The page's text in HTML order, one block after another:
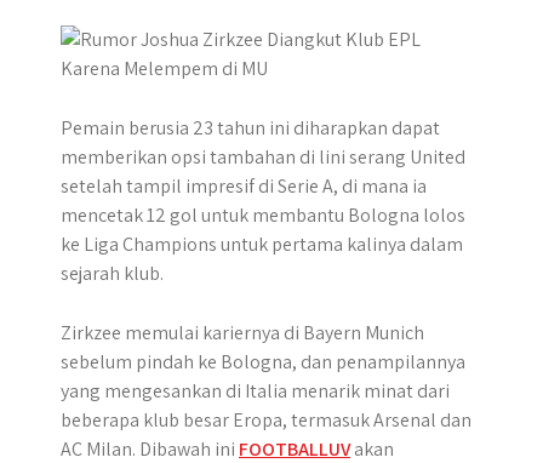
r
Pemain berusia 23 tahun ini diharapkan dapat
memberikan opsi tambahan di lini serang United
setelah tampil impresif di Serie A, di mana ia
mencetak 12 gol untuk membantu Bologna lolos
ke Liga Champions untuk pertama kalinya dalam
sejarah klub.
Zirkzee memulai kariernya di Bayern Munich
sebelum pindah ke Bologna, dan penampilannya
yang mengesankan di Italia menarik minat dari
beberapa klub besar Eropa, termasuk Arsenal dan
AC Milan. Dibawah ini FOOTBALLUVakan